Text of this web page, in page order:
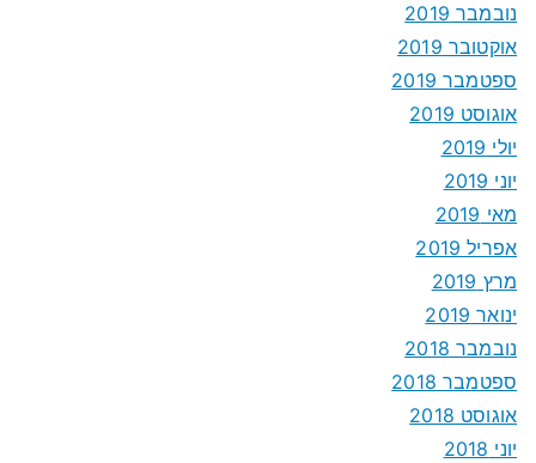
נובמבר 2019
אוקטובר 2019
ספטמבר 2019
אוגוסט 2019
יולי 2019
יוני 2019
מאי 2019
אפריל 2019
מרץ 2019
ינואר 2019
נובמבר 2018
ספטמבר 2018
אוגוסט 2018
יוני 2018